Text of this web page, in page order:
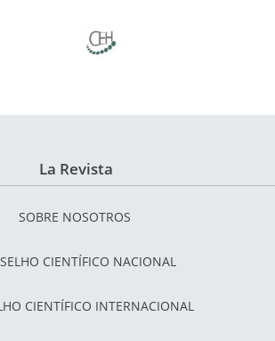
La Revista
SOBRE NOSOTROS
CIENTÍFICO NACIONAL
CIENTÍFICO INTERNACIONAL